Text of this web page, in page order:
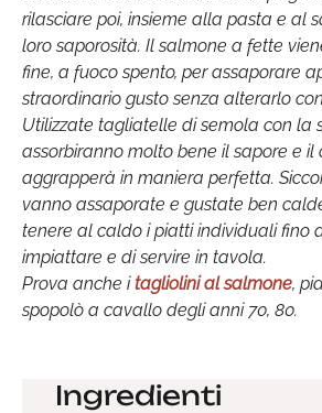
rilasciare poi, insieme alla pasta e al
loro saporosità. Il salmone a fette
fine, a fuoco spento, per assaporare
straordinario gusto senza alterarlo
Utilizzate tagliatelle di semola con la
assorbiranno molto bene il sapore e il
aggrapperà in maniera perfetta.
vanno assaporate e gustate ben
tenere al caldo i piatti individuali fino
impiattare e di servire in tavola.
Prova anche itagliolini al salmone,
spopolò a cavallo degli anni 70, 80.
Ingredienti